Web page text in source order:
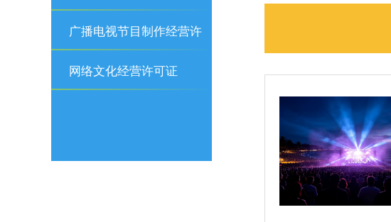
证
广播电视节目制作经营许
可证
网络文化经营许可证